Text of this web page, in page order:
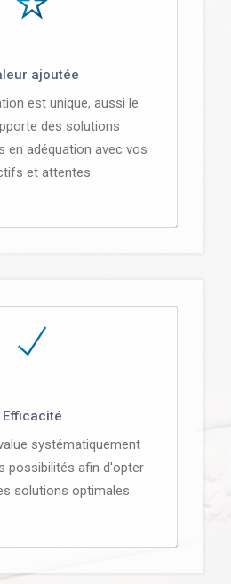
ajoutée
est unique, aussi le
des solutions
en adéquation avec vos
et attentes.
Efficacité
systématiquement
possibilités afin d'opter
solutions optimales.